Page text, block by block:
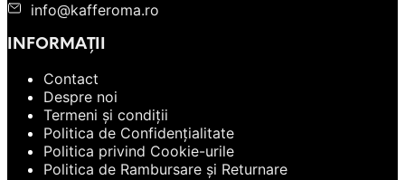
info@kafferoma.ro
INFORMAȚII
Contact
Despre noi
Termeni și condiții
Politica de Confidențialitate
Politica privind Cookie-urile
Politica de Rambursare și Returnare